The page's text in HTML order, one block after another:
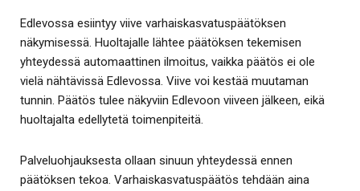
Edlevossa esiintyy viive varhaiskasvatuspäätöksen
näkymisessä. Huoltajalle lähtee päätöksen tekemisen
yhteydessä automaattinen ilmoitus, vaikka päätös ei ole
vielä nähtävissä Edlevossa. Viive voi kestää muutaman
tunnin. Päätös tulee näkyviin Edlevoon viiveen jälkeen, eikä
huoltajalta edellytetä toimenpiteitä.
Palveluohjauksesta ollaan sinuun yhteydessä ennen
päätöksen tekoa. Varhaiskasvatuspäätös tehdään aina